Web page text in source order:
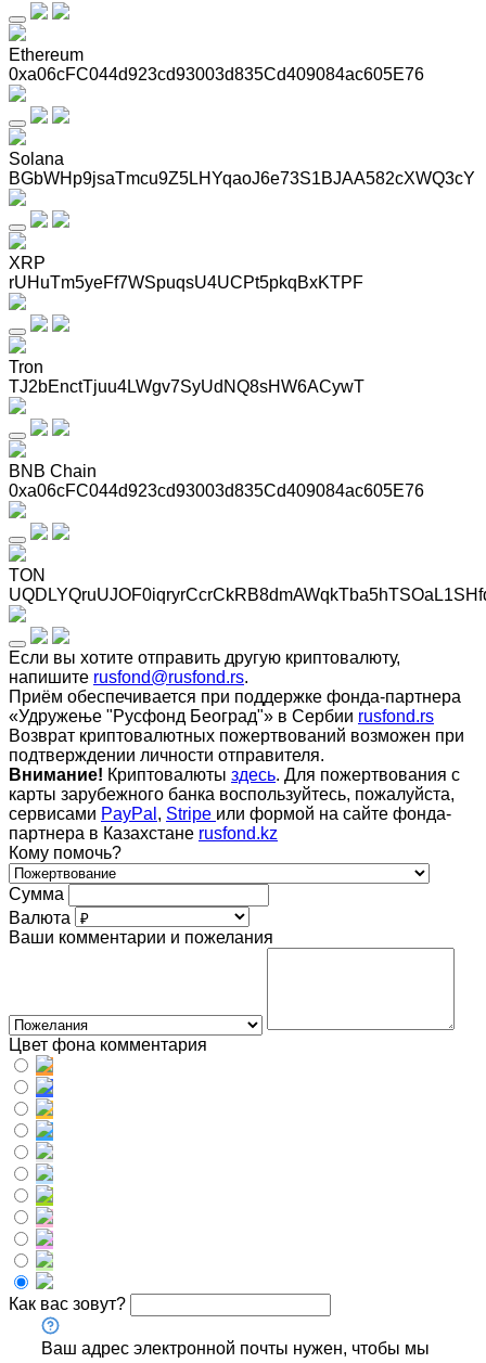
Ethereum
0xa06cFC044d923cd93003d835Cd409084ac605E76
Solana
BGbWHp9jsaTmcu9Z5LHYqaoJ6e73S1BJAA582cXWQ3cY
XRP
rUHuTm5yeFf7WSpuqsU4UCPt5pkqBxKTPF
Tron
TJ2bEnctTjuu4LWgv7SyUdNQ8sHW6ACywT
BNB Chain
0xa06cFC044d923cd93003d835Cd409084ac605E76
TON
Если вы хотите отправить другую криптовалюту,
напишите rusfond@rusfond.rs.
Приём обеспечивается при поддержке фонда-партнера
«Удружење "Русфонд Београд"» в Сербии rusfond.rs
Возврат криптовалютных пожертвований возможен при
подтверждении личности отправителя.
Внимание! Криптовалюты здесь. Для пожертвования с
карты зарубежного банка воспользуйтесь, пожалуйста,
сервисами PayPal , Stripe или формой на сайте фонда-
партнера в Казахстане rusfond.kz
Кому помочь?
Сумма
Валюта
Ваши комментарии и пожелания
Цвет фона комментария
Как вас зовут?
Ваш адрес электронной почты нужен, чтобы мы